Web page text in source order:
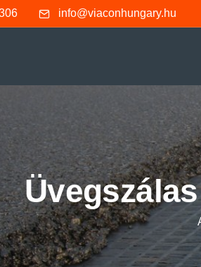
info@viaconhungary.hu